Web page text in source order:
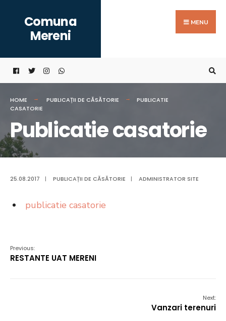
content
Comuna
Mereni
MENU
HOME PUBLICAȚII DE CĂSĂTORIE
PUBLICATIE
CASATORIE
Publicatie casatorie
25.08.2017 | PUBLICAȚII DE CĂSĂTORIE | ADMINISTRATOR SITE
publicatie casatorie
Previous:
RESTANTE UAT MERENI
Next:
Vanzari terenuri
for: